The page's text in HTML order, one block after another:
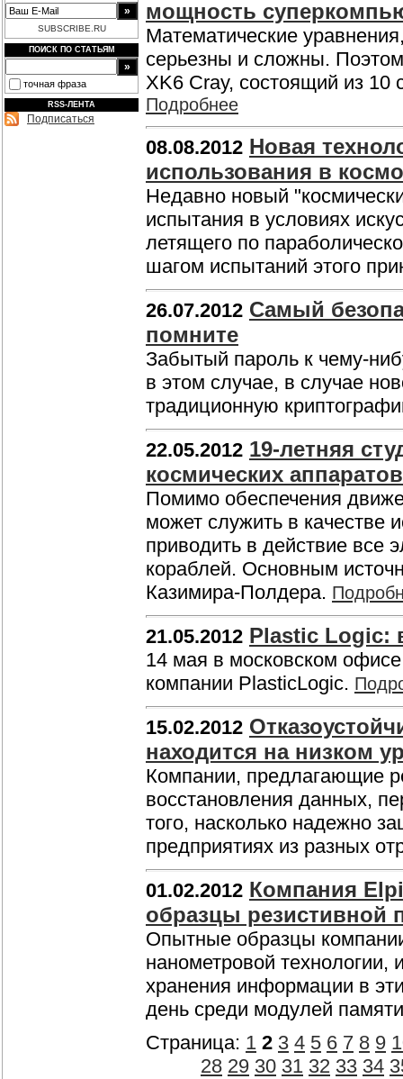
SUBSCRIBE.RU
ПОИСК ПО СТАТЬЯМ
точная фраза
RSS-ЛЕНТА
Подписаться
мощность
Математические
серьезны и сложны.
XK6 Cray, состоящий из 10
Подробнее
08.08.2012 Новая
использования в
Недавно новый
испытания в условиях
летящего по
шагом испытаний этого
26.07.2012 Самый
помните
Забытый пароль к чему-
в этом случае, в случае
традиционную
22.05.2012 19-летняя
космических
Помимо обеспечения
может служить в качестве
приводить в действие все
кораблей. Основным
Казимира-Полдера.
21.05.2012 Plastic Logic:
14 мая в московском
компании PlasticLogic.
15.02.2012
находится на низком
Компании, предлагающие
восстановления данных,
того, насколько надежно
предприятиях из разных
01.02.2012 Компания
образцы резистивной
Опытные образцы
нанометровой технологии,
хранения информации в
день среди модулей
Страница: 1 2 3 4 5 6 7 8 9
28 29 30 31 32 33 34